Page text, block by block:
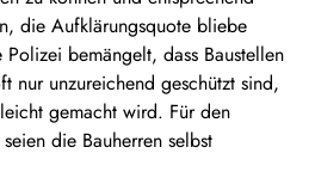
die Aufklärungsquote bliebe
bemängelt, dass Baustellen
nur unzureichend geschützt sind,
gemacht wird. Für den
die Bauherren selbst